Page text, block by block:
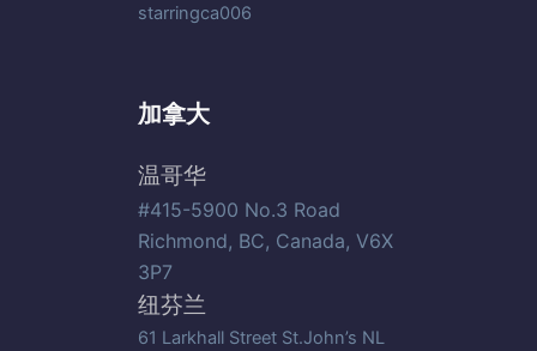
starringca006
加拿大
温哥华
#415-5900 No.3 Road
Richmond, BC, Canada, V6X
3P7
纽芬兰
61 Larkhall Street St.John’s NL